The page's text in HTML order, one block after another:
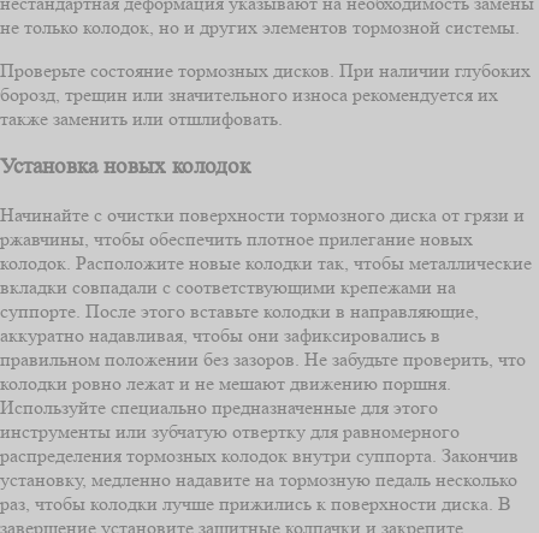
не только колодок, но и других элементов тормозной системы.
Проверьте состояние тормозных дисков. При наличии глубоких
борозд, трещин или значительного износа рекомендуется их
также заменить или отшлифовать.
Установка новых колодок
Начинайте с очистки поверхности тормозного диска от грязи и
ржавчины, чтобы обеспечить плотное прилегание новых
колодок. Расположите новые колодки так, чтобы металлические
вкладки совпадали с соответствующими крепежами на
суппорте. После этого вставьте колодки в направляющие,
аккуратно надавливая, чтобы они зафиксировались в
правильном положении без зазоров. Не забудьте проверить, что
колодки ровно лежат и не мешают движению поршня.
Используйте специально предназначенные для этого
инструменты или зубчатую отвертку для равномерного
распределения тормозных колодок внутри суппорта. Закончив
установку, медленно надавите на тормозную педаль несколько
раз, чтобы колодки лучше прижились к поверхности диска. В
завершение установите защитные колпачки и закрепите